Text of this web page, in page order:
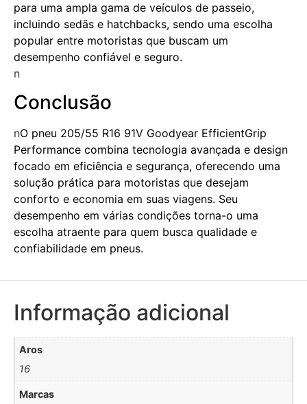
para uma ampla gama de veículos de passeio,
incluindo sedãs e hatchbacks, sendo uma escolha
popular entre motoristas que buscam um
desempenho confiável e seguro.
n
Conclusão
nO pneu 205/55 R16 91V Goodyear EfficientGrip
Performance combina tecnologia avançada e design
focado em eficiência e segurança, oferecendo uma
solução prática para motoristas que desejam
conforto e economia em suas viagens. Seu
desempenho em várias condições torna-o uma
escolha atraente para quem busca qualidade e
confiabilidade em pneus.
Informação adicional
Aros
16
Marcas